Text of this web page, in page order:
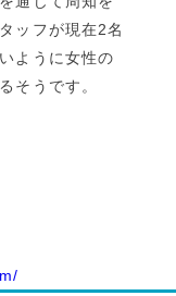
ッフが現在2名
ように女性の
そうです。